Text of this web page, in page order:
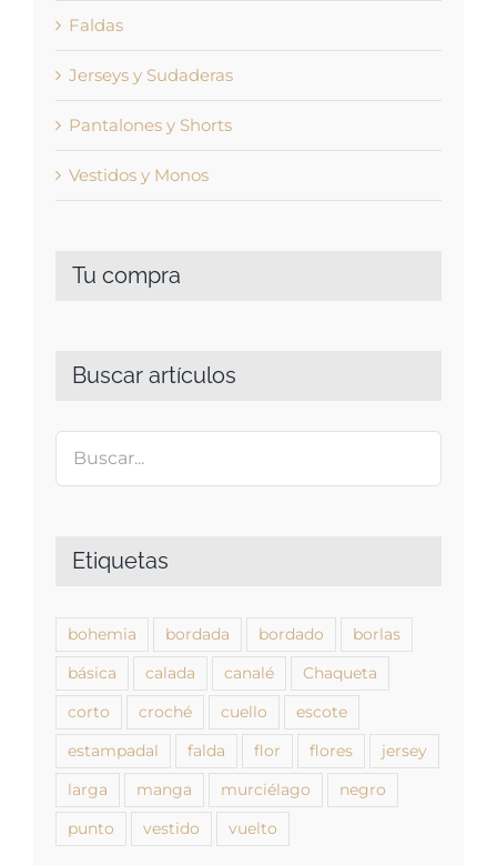
Faldas
Jerseys y Sudaderas
Pantalones y Shorts
Vestidos y Monos
Tu compra
Buscar artículos
Etiquetas
bohemia bordada bordado borlas
básica calada canalé Chaqueta
corto croché cuello escote
estampadal falda flor flores jersey
larga manga murciélago negro
punto vestido vuelto